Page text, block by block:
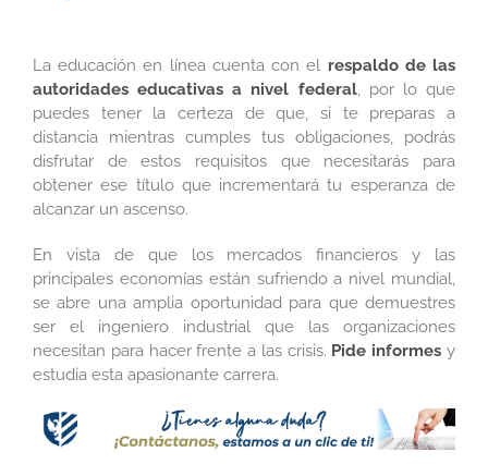
La educación en línea cuenta con el respaldo de las
autoridades educativas a nivel federal, por lo que
puedes tener la certeza de que, si te preparas a
distancia mientras cumples tus obligaciones, podrás
disfrutar de estos requisitos que necesitarás para
obtener ese título que incrementará tu esperanza de
alcanzar un ascenso.
En vista de que los mercados financieros y las
principales economías están sufriendo a nivel mundial,
se abre una amplia oportunidad para que demuestres
ser el ingeniero industrial que las organizaciones
necesitan para hacer frente a las crisis. Pide informes y
estudia esta apasionante carrera.